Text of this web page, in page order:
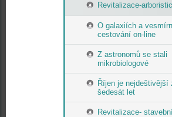
Revitalizace-
O galaxiích a
cestování on-line
Z astronomů se stali
mikrobiologové
Říjen je nejdeštivější
šedesát let
Revitalizace-